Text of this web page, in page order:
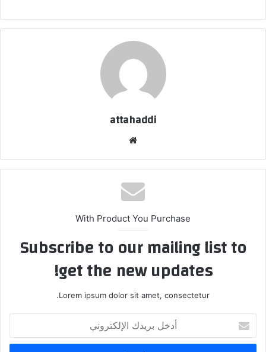
attahaddi
الوي
ب
With Product You Purchase
Subscribe to our mailing list to
get the new updates!
Lorem ipsum dolor sit amet, consectetur.
خ